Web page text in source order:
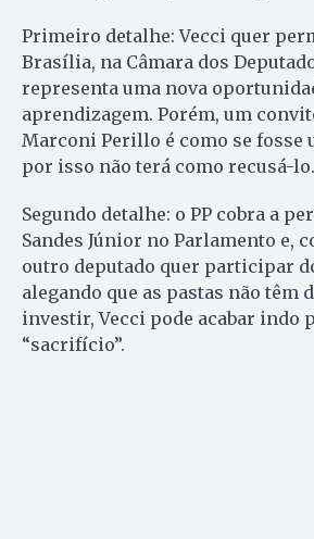
Primeiro detalhe: Vecci quer
Brasília, na Câmara dos
representa uma nova
aprendizagem. Porém, um
Marconi Perillo é como se fosse
por isso não terá como recusá-lo.
Segundo detalhe: o PP cobra a
Sandes Júnior no Parlamento e,
outro deputado quer participar
alegando que as pastas não têm
investir, Vecci pode acabar indo
“sacrifício”.